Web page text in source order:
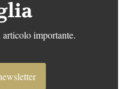
importante.